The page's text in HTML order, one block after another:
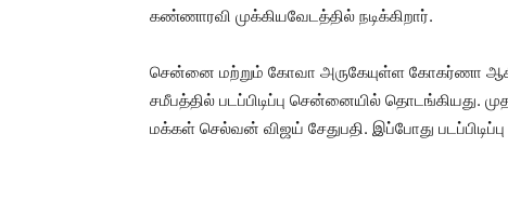
கண்ணாரவி முக்கியவேடத்தில் நடிக்கிறார்.
சென்னை மற்றும் கோவா அருகேயுள்ள கோகர்ணா ஆகிய
சமீபத்தில் படப்பிடிப்பு சென்னையில் தொடங்கியது.
மக்கள் செல்வன் விஜய் சேதுபதி. இப்போது